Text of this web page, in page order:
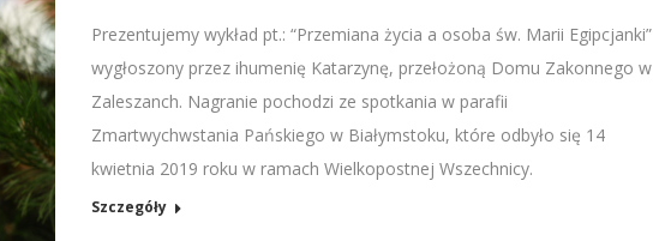
Prezentujemy wykład pt.: “Przemiana życia a osoba św. Marii Egipcjanki”
wygłoszony przez ihumenię Katarzynę, przełożoną Domu Zakonnego w
Zaleszanch. Nagranie pochodzi ze spotkania w parafii
Zmartwychwstania Pańskiego w Białymstoku, które odbyło się 14
kwietnia 2019 roku w ramach Wielkopostnej Wszechnicy.
Szczegóły